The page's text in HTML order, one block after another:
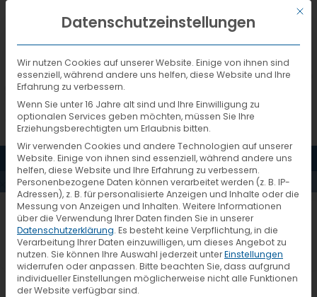
DEUTSCH
MENÜ
684_2_VTL-
HUB_3
Mit
Datenschutzeinstellungen
Wir nutzen Cookies auf unserer Website. Einige von ihnen sind
essenziell, während andere uns helfen, diese Website und Ihre
Erfahrung zu verbessern.
Wenn Sie unter 16 Jahre alt sind und Ihre Einwilligung zu
optionalen Services geben möchten, müssen Sie Ihre
Erziehungsberechtigten um Erlaubnis bitten.
Wir verwenden Cookies und andere Technologien auf unserer
Website. Einige von ihnen sind essenziell, während andere uns
helfen, diese Website und Ihre Erfahrung zu verbessern.
Personenbezogene Daten können verarbeitet werden (z. B. IP-
Adressen), z. B. für personalisierte Anzeigen und Inhalte oder die
Messung von Anzeigen und Inhalten. Weitere Informationen
über die Verwendung Ihrer Daten finden Sie in unserer
Datenschutzerklärung. Es besteht keine Verpflichtung, in die
Verarbeitung Ihrer Daten einzuwilligen, um dieses Angebot zu
nutzen. Sie können Ihre Auswahl jederzeit unterEinstellungen
widerrufen oder anpassen. Bitte beachten Sie, dass aufgrund
individueller Einstellungen möglicherweise nicht alle Funktionen
der Website verfügbar sind.